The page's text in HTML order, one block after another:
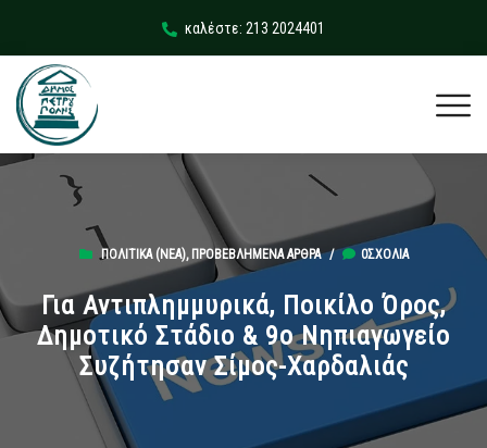
καλέστε: 213 2024401
ΠΟΛΙΤΙΚΆ (ΝΕΑ), ΠΡΟΒΕΒΛΗΜΈΝΑ ΆΡΘΡΑ/ 0ΣΧΌΛΙΑ
Για Αντιπλημμυρικά, Ποικίλο Όρος,
Δημοτικό Στάδιο & 9ο Νηπιαγωγείο
Συζήτησαν Σίμος-Χαρδαλιάς